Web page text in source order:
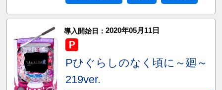
導入開始日： 2020年05月11日
Pひぐらしのなく頃に～廻～
219ver.